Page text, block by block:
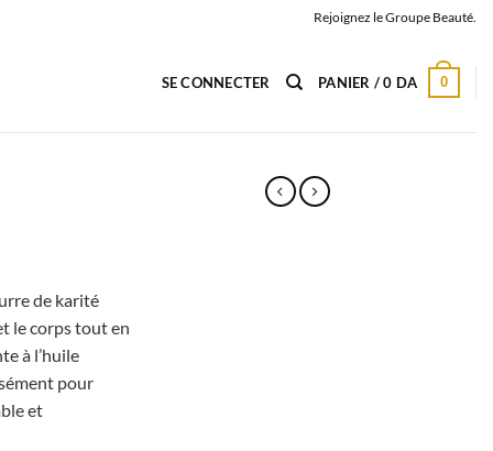
Rejoignez le Groupe Beauté.
SE CONNECTER PANIER /0 DA 0
de karité
le corps tout en
à l’huile
pour
et